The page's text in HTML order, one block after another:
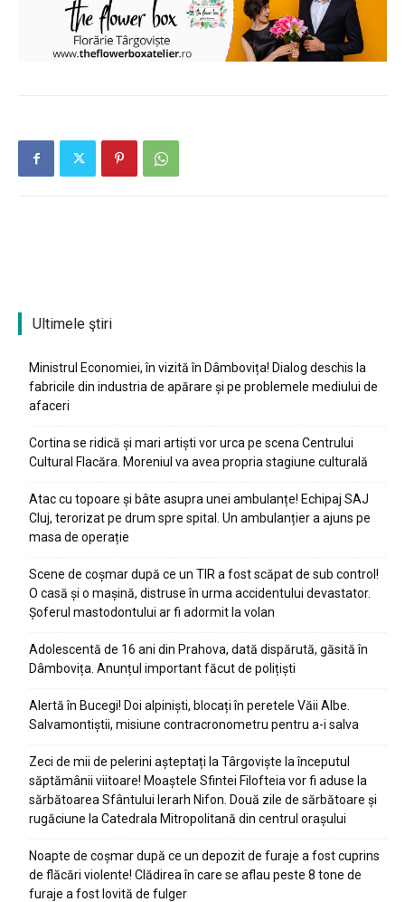
Ultimele ştiri
Ministrul Economiei, în vizită în Dâmbovița! Dialog deschis la
fabricile din industria de apărare și pe problemele mediului de
afaceri
Cortina se ridică și mari artiști vor urca pe scena Centrului
Cultural Flacăra. Moreniul va avea propria stagiune culturală
Atac cu topoare și bâte asupra unei ambulanțe! Echipaj SAJ
Cluj, terorizat pe drum spre spital. Un ambulanțier a ajuns pe
masa de operație
Scene de coșmar după ce un TIR a fost scăpat de sub control!
O casă și o mașină, distruse în urma accidentului devastator.
Șoferul mastodontului ar fi adormit la volan
Adolescentă de 16 ani din Prahova, dată dispărută, găsită în
Dâmbovița. Anunțul important făcut de polițiști
Alertă în Bucegi! Doi alpiniști, blocați în peretele Văii Albe.
Salvamontiștii, misiune contracronometru pentru a-i salva
Zeci de mii de pelerini așteptați la Târgoviște la începutul
săptămânii viitoare! Moaștele Sfintei Filofteia vor fi aduse la
sărbătoarea Sfântului Ierarh Nifon. Două zile de sărbătoare și
rugăciune la Catedrala Mitropolitană din centrul orașului
Noapte de coșmar după ce un depozit de furaje a fost cuprins
de flăcări violente! Clădirea în care se aflau peste 8 tone de
furaje a fost lovită de fulger